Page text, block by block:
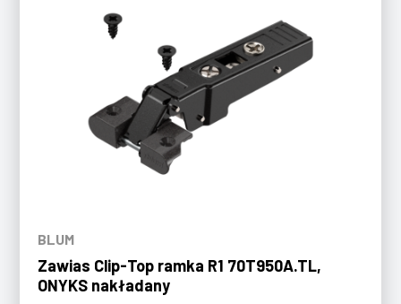
BLUM
Zawias Clip-Top ramka R1 70T950A.TL,
ONYKS nakładany